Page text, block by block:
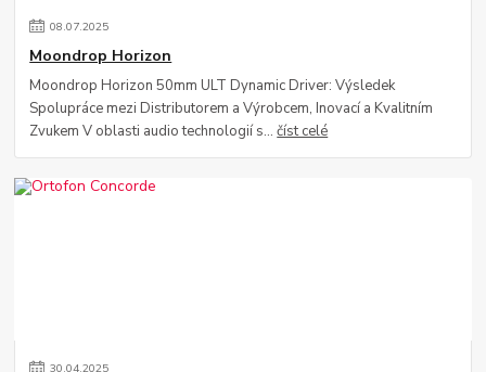
08.07.2025
Moondrop Horizon
Moondrop Horizon 50mm ULT Dynamic Driver: Výsledek
Spolupráce mezi Distributorem a Výrobcem, Inovací a Kvalitním
Zvukem V oblasti audio technologií s...číst celé
30.04.2025